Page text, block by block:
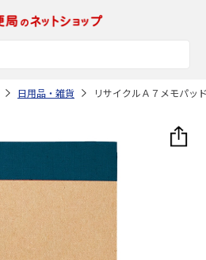
日用品・雑貨 リサイクルＡ７メモパ